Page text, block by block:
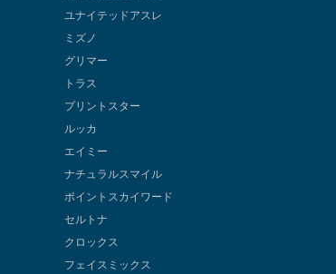
ユナイテッドアスレ
ミズノ
グリマー
トラス
プリントスター
ルッカ
エイミー
ナチュラルスマイル
ポイントスカイワード
セルトナ
クロックス
フェイスミックス